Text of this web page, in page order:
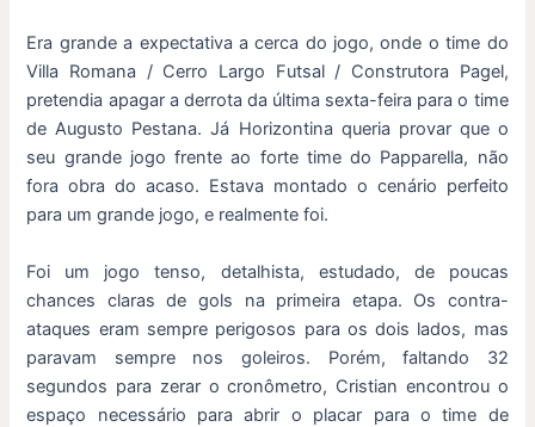
Era grande a expectativa a cerca do jogo, onde o time do
Villa Romana / Cerro Largo Futsal / Construtora Pagel,
pretendia apagar a derrota da última sexta-feira para o time
de Augusto Pestana. Já Horizontina queria provar que o
seu grande jogo frente ao forte time do Papparella, não
fora obra do acaso. Estava montado o cenário perfeito
para um grande jogo, e realmente foi.
Foi um jogo tenso, detalhista, estudado, de poucas
chances claras de gols na primeira etapa. Os contra-
ataques eram sempre perigosos para os dois lados, mas
paravam sempre nos goleiros. Porém, faltando 32
segundos para zerar o cronômetro, Cristian encontrou o
espaço necessário para abrir o placar para o time de